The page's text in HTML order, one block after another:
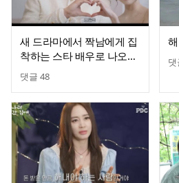
새 드라마에서 짝남에게 집
착하는 스타 배우로 나오는
있지 유나
댓글 48
댓